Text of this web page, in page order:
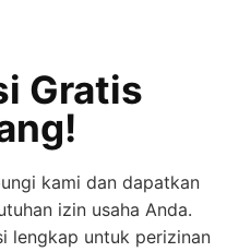
Gratis
kami dan dapatkan
izin usaha Anda.
lengkap untuk perizinan